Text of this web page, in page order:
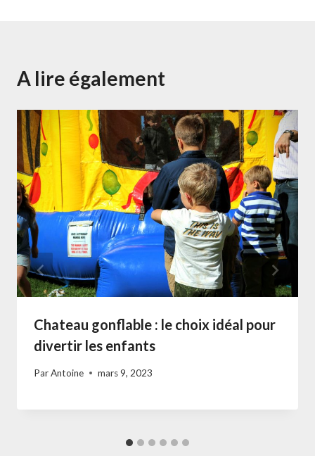
A lire également
Chateau gonflable : le choix idéal pour
divertir les enfants
ParAntoine mars 9, 2023